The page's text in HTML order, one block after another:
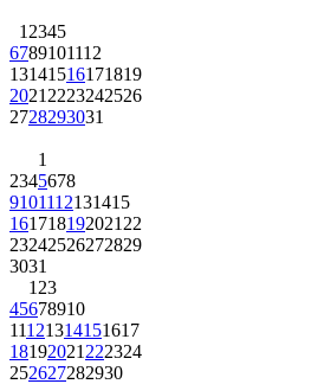
1 2345
6789101112
13141516171819
2021 2223242526
2728293031
1
2345678
9101112131415
161718192021 22
23242526272829
3031
1 23
45678910
11121314151617
18192021 222324
252627282930